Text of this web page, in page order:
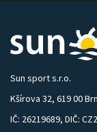
Sun sport s.r.o.
Kšírova 32, 619 00
IČ: 26219689, DIČ: